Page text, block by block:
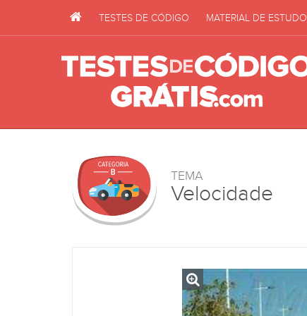
TESTES DE CÓDIGO MATERIAL DE ESTUDO
TEMA
Velocidade